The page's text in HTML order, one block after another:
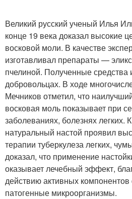
Великий русский ученый Илья
конце 19 века доказал высокие
восковой моли. В качестве
изготавливал препараты —
пчелиной. Полученные
добровольцах. В ходе
Мечников отметил, что
восковая моль показывает при
заболеваниях, болезнях легких.
натуральный настой проявил
терапии туберкулеза легких,
доказал, что применение
оказывает лечебный эффект,
действию активных компонентов
патогенные микроорганизмы.